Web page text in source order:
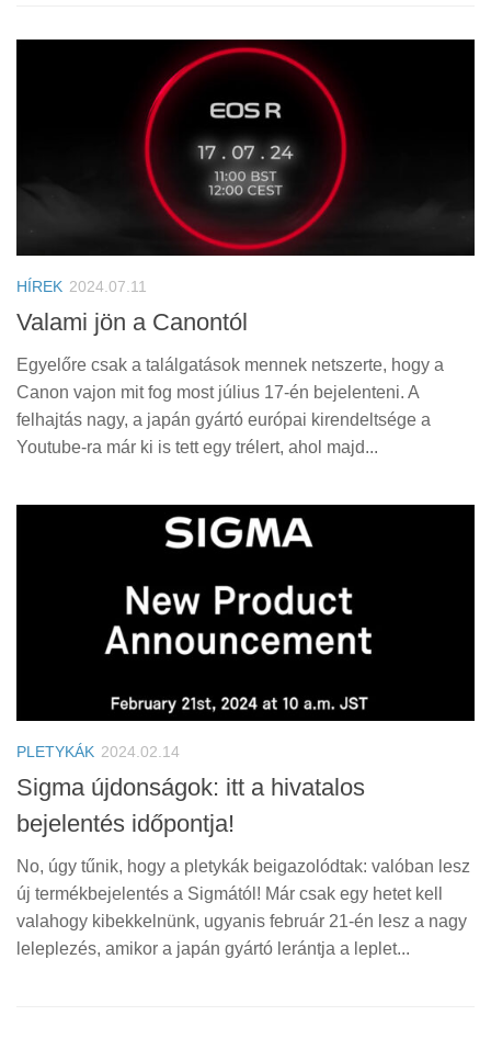
HÍREK 2024.07.11
Valami jön a Canontól
Egyelőre csak a találgatások mennek netszerte, hogy a
Canon vajon mit fog most július 17-én bejelenteni. A
felhajtás nagy, a japán gyártó európai kirendeltsége a
Youtube-ra már ki is tett egy trélert, ahol majd...
PLETYKÁK 2024.02.14
Sigma újdonságok: itt a hivatalos
bejelentés időpontja!
No, úgy tűnik, hogy a pletykák beigazolódtak: valóban lesz
új termékbejelentés a Sigmától! Már csak egy hetet kell
valahogy kibekkelnünk, ugyanis február 21-én lesz a nagy
leleplezés, amikor a japán gyártó lerántja a leplet...